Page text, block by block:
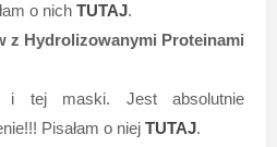
o nich TUTAJ.
z Hydrolizowanymi Proteinami
i tej maski. Jest absolutnie
Pisałam o niej TUTAJ.